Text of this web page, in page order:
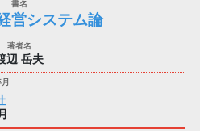
営システム論
辺 岳夫